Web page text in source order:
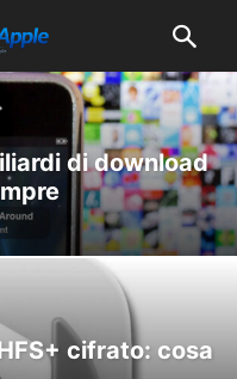
di download
cifrato: cosa